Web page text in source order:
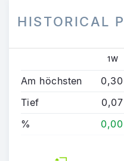
HISTORICAL
1W
Am höchsten 0,30
Tief
0,07
%
0,00